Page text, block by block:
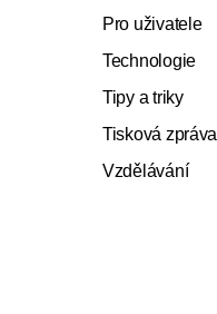
Pro uživatele
Technologie
Tipy a triky
Tisková zpráva
Vzdělávání